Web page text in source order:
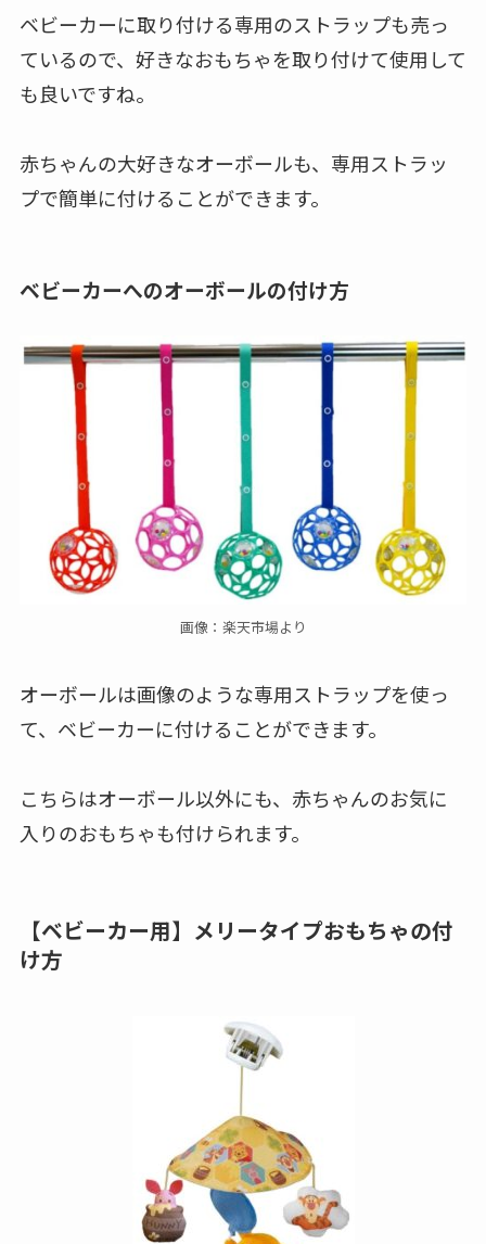
ベビーカーに取り付ける専用のストラップも売っ
ているので、好きなおもちゃを取り付けて使用して
も良いですね。
赤ちゃんの大好きなオーボールも、専用ストラッ
プで簡単に付けることができます。
ベビーカーへのオーボールの付け方
画像：楽天市場より
オーボールは画像のような専用ストラップを使っ
て、ベビーカーに付けることができます。
こちらはオーボール以外にも、赤ちゃんのお気に
入りのおもちゃも付けられます。
【ベビーカー用】メリータイプおもちゃの付
け方